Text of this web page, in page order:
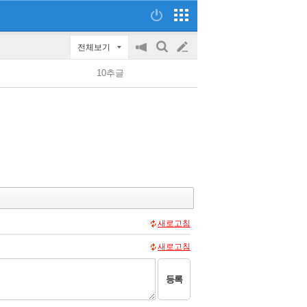
전체보기
공
on/off
검
글
쓰
10추글
새로고침
새로고침
등록